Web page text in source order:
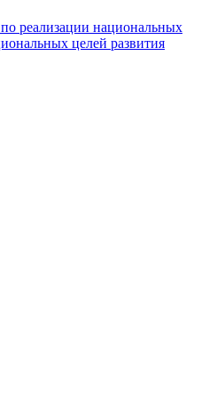
реализации национальных
целей развития